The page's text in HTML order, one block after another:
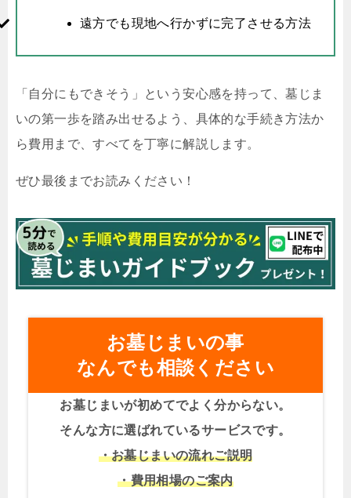
遠方でも現地へ行かずに完了させる方法
「自分にもできそう」という安心感を持って、墓じま
いの第一歩を踏み出せるよう、具体的な手続き方法か
ら費用まで、すべてを丁寧に解説します。
ぜひ最後までお読みください！
お墓じまいの事
なんでも相談ください
お墓じまいが初めてでよく分からない。
そんな方に選ばれているサービスです。
・お墓じまいの流れご説明
・費用相場のご案内